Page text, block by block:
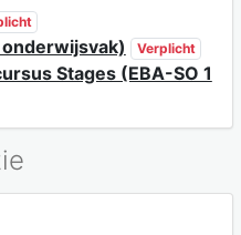
Verplicht
Stages (EBA-SO 1